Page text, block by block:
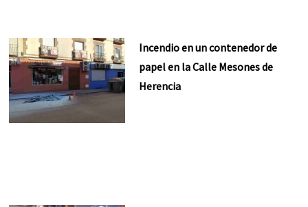
Incendio en un contenedor de
papel en la Calle Mesones de
Herencia